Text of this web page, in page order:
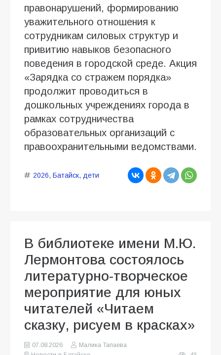
правонарушений, формированию
уважительного отношения к
сотрудникам силовых структур и
привитию навыков безопасного
поведения в городской среде. Акция
«Зарядка со стражем порядка»
продолжит проводиться в
дошкольных учреждениях города в
рамках сотрудничества
образовательных организаций с
правоохранительными ведомствами.
2026, Батайск, дети
В библиотеке имени М.Ю.
Лермонтова состоялось
литературно-творческое
мероприятие для юных
читателей «Читаем
сказку, рисуем в красках»
07.08.2026
Малика Тапаева